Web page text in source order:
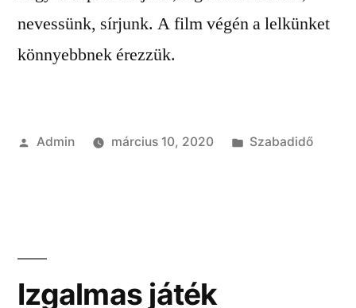
nevessünk, sírjunk. A film végén a lelkünket
könnyebbnek érezzük.
Szerző:
Admin március 10, 2020 Kategória:
Szabadidő
Izgalmas játék